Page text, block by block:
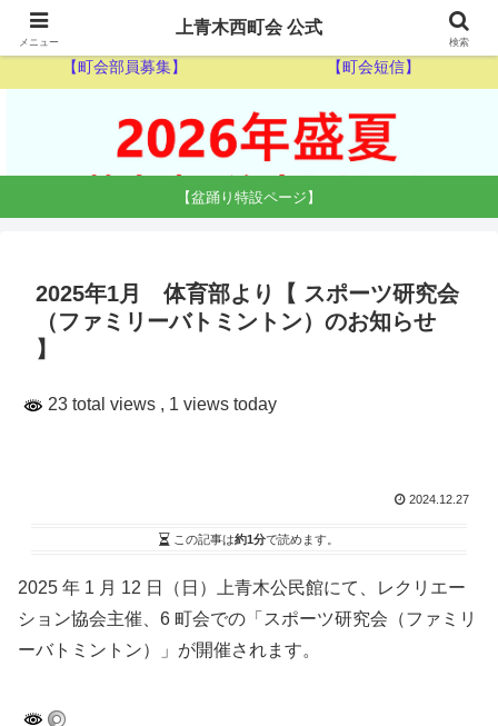
【ゴミ収集カレンダー】 【休日当番医】
【町会部員募集】 【町会短信】
【盆踊り特設ページ】
2025年1月 体育部より【 スポーツ研究会
（ファミリーバトミントン）のお知らせ
】
23 total views , 1 views today
2024.12.27
この記事は約1分で読めます。
2025 年 1 月 12 日（日）上青木公民館にて、レクリエー
ション協会主催、6 町会での「スポーツ研究会（ファミリ
ーバトミントン）」が開催されます。
メニュー
上青木西町会 公式
検索